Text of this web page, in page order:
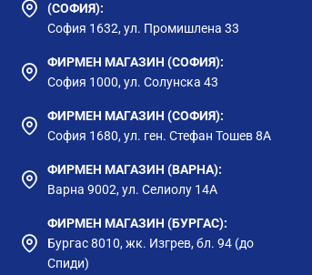
(СОФИЯ):
София 1632, ул. Промишлена 33
ФИРМЕН МАГАЗИН (СОФИЯ):
София 1000, ул. Солунска 43
ФИРМЕН МАГАЗИН (СОФИЯ):
София 1680, ул. ген. Стефан Тошев 8А
ФИРМЕН МАГАЗИН (ВАРНА):
Варна 9002, ул. Селиолу 14А
ФИРМЕН МАГАЗИН (БУРГАС):
Бургас 8010, жк. Изгрев, бл. 94 (до
Спиди)